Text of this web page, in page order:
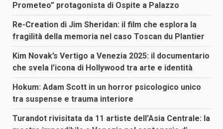
Prometeo” protagonista di Ospite a Palazzo
Re-Creation di Jim Sheridan: il film che esplora la
fragilità della memoria nel caso Toscan du Plantier
Kim Novak’s Vertigo a Venezia 2025: il documentario
che svela l’icona di Hollywood tra arte e identità
Hokum: Adam Scott in un horror psicologico unico
tra suspense e trauma interiore
Turandot rivisitata da 11 artiste dell’Asia Centrale: la